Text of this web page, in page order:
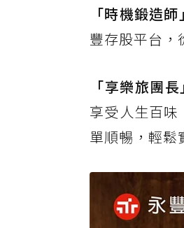
「時機鍛造師」
豐存股平台，
「享樂旅團長
享受人生百
單順暢，輕鬆